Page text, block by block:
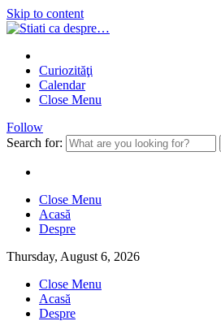
Skip to content
Curiozităţi
Calendar
Close Menu
Follow
Search for:
Close Menu
Acasă
Despre
Thursday, August 6, 2026
Close Menu
Acasă
Despre